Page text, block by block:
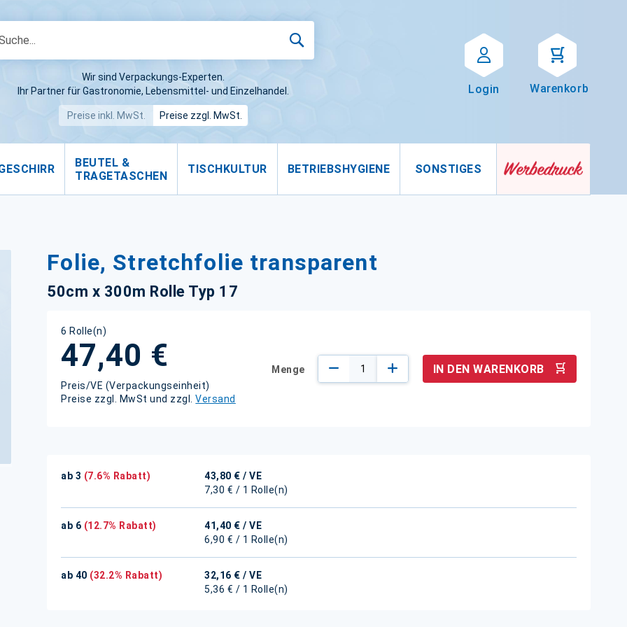
Wir sind Verpackungs-Experten.
Ihr Partner für Gastronomie, Lebensmittel- und Einzelhandel.
Preise inkl. MwSt. Preise zzgl. MwSt.
Login Warenkorb
BEUTEL &
TRAGETASCHEN
TISCHKULTUR BETRIEBSHYGIENE SONSTIGES
Folie, Stretchfolie transparent
50cm x 300m Rolle Typ 17
6 Rolle(n)
47,40 €
Preis/VE (Verpackungseinheit)
Preise zzgl. MwSt und zzgl.Versand
Menge IN DEN WARENKORB
ab 3 (7.6% Rabatt) 43,80 € / VE
7,30 € / 1 Rolle(n)
ab 6 (12.7% Rabatt) 41,40 € / VE
6,90 € / 1 Rolle(n)
ab 40 (32.2% Rabatt) 32,16 € / VE
5,36 € / 1 Rolle(n)